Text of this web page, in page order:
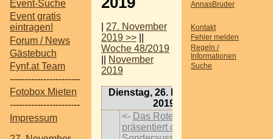
Event-Suche
Event gratis
eintragen!
Forum / News
Gästebuch
Fynf.at Team
-----------------------
Fotobox Mieten
-----------------------
Impressum
AnnasBruder
Kontakt
Fehler melden
Regeln /
Informationen
Suche
27. November
2019 >>
Woche 48/2019
November
2019
Dienstag, 26. November
2019
<- Das Rote Wien
präsentiert die